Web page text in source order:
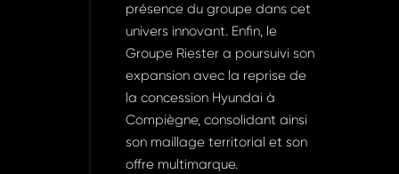
présence du groupe dans cet
univers innovant. Enfin, le
Groupe Riester a poursuivi son
expansion avec la reprise de
la concession Hyundai à
Compiègne, consolidant ainsi
son maillage territorial et son
offre multimarque.